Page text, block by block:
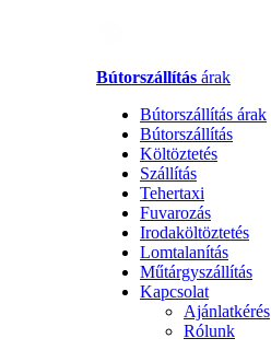
Bútorszállítás árak
Bútorszállítás árak
Bútorszállítás
Költöztetés
Szállítás
Tehertaxi
Fuvarozás
Irodaköltöztetés
Lomtalanítás
Műtárgyszállítás
Kapcsolat
Ajánlatkérés
Rólunk